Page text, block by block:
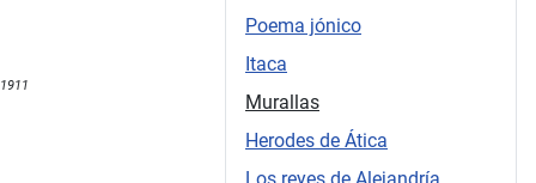
Poema jónico
Itaca
Murallas
Herodes de Ática